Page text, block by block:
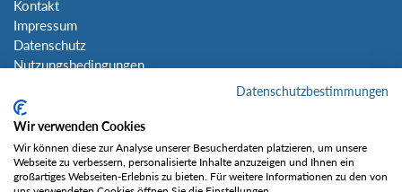
Kontakt
Impressum
Datenschutz
Nutzungsbedingungen
Social Media
Datenschutzbestimmungen
Wir verwenden Cookies
Wir können diese zur Analyse unserer Besucherdaten platzieren, um unsere
Webseite zu verbessern, personalisierte Inhalte anzuzeigen und Ihnen ein
großartiges Webseiten-Erlebnis zu bieten. Für weitere Informationen zu den von